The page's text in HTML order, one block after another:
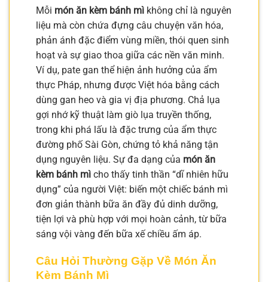
Mỗi món ăn kèm bánh mì không chỉ là nguyên
liệu mà còn chứa đựng câu chuyện văn hóa,
phản ánh đặc điểm vùng miền, thói quen sinh
hoạt và sự giao thoa giữa các nền văn minh.
Ví dụ, pate gan thể hiện ảnh hưởng của ẩm
thực Pháp, nhưng được Việt hóa bằng cách
dùng gan heo và gia vị địa phương. Chả lụa
gợi nhớ kỹ thuật làm giò lụa truyền thống,
trong khi phá lấu là đặc trưng của ẩm thực
đường phố Sài Gòn, chứng tỏ khả năng tận
dụng nguyên liệu. Sự đa dạng của món ăn
kèm bánh mì cho thấy tinh thần “dĩ nhiên hữu
dụng” của người Việt: biến một chiếc bánh mì
đơn giản thành bữa ăn đầy đủ dinh dưỡng,
tiện lợi và phù hợp với mọi hoàn cảnh, từ bữa
sáng vội vàng đến bữa xế chiều ấm áp.
Câu Hỏi Thường Gặp Về Món Ăn
Kèm Bánh Mì